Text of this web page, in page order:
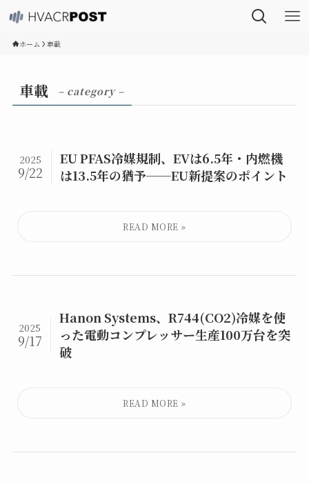
ホーム 車載
車載 – category –
EU PFAS冷媒規制、EVは6.5年・内燃機
は13.5年の猶予──EU新提案のポイント
2025
9/22
Hanon Systems、R744(CO2)冷媒を使
った電動コンプレッサー生産100万台を突
破
2025
9/17